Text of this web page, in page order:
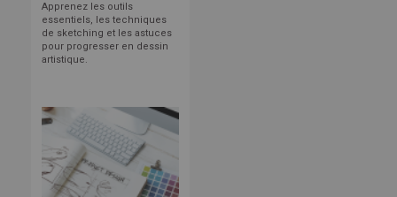
Apprenez les outils
essentiels, les techniques
de sketching et les astuces
pour progresser en dessin
artistique.